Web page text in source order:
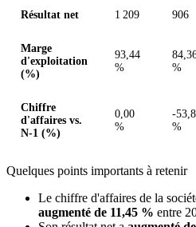
Résultat net 1 209 906
Marge
d'exploitation
(%)
93,44
%
%
Chiffre
d'affaires vs.
N-1 (%)
0,00
%
-
%
Quelques points importants à retenir
Le chiffre d'affaires de la
augmenté de 11,45 % entre